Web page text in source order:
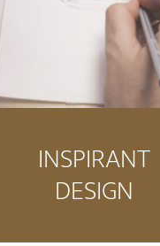
INSPIRANT
DESIGN